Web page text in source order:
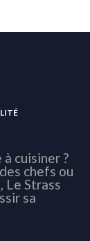
cuisiner ?
chefs ou
Le Strass
sa